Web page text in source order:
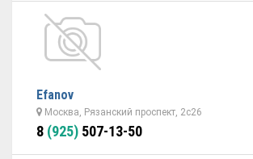
Efanov
Москва, Рязанский проспект, 2с26
8 (925) 507-13-50